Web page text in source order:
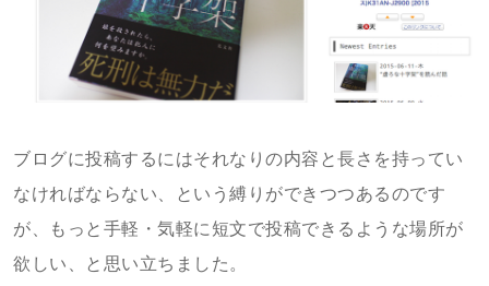
ブログに投稿するにはそれなりの内容と長さを持ってい
なければならない、という縛りができつつあるのです
が、もっと手軽・気軽に短文で投稿できるような場所が
欲しい、と思い立ちました。